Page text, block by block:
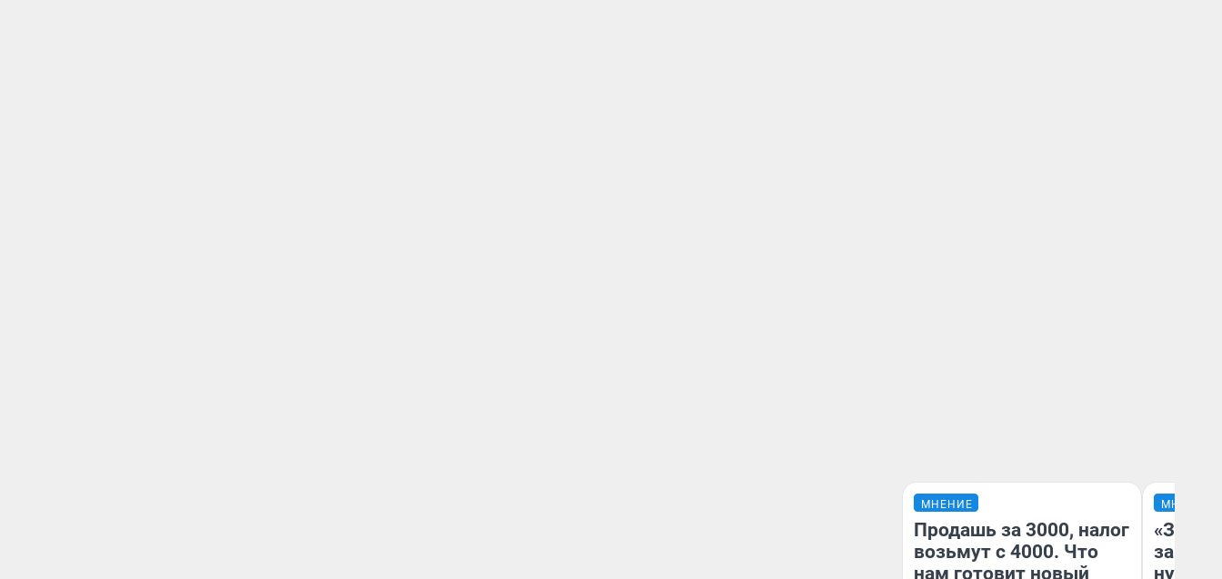
МНЕНИЕ
Продашь за 3000, налог
возьмут с 4000. Что
нам готовит новый
МНЕНИЕ